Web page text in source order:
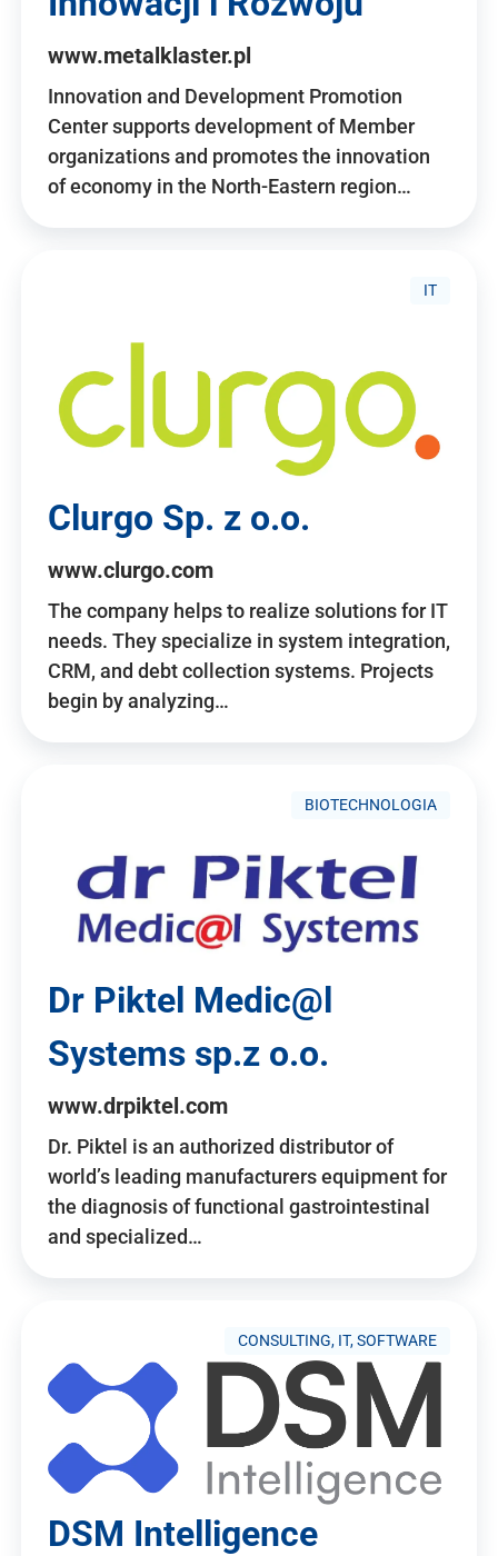
www.metalklaster.pl
Innovation and Development Promotion
Center supports development of Member
organizations and promotes the innovation
of economy in the North-Eastern region…
IT
Clurgo Sp. z o.o.
www.clurgo.com
The company helps to realize solutions for IT
needs. They specialize in system integration,
CRM, and debt collection systems. Projects
begin by analyzing…
BIOTECHNOLOGIA
Dr Piktel Medic@l
Systems sp.z o.o.
www.drpiktel.com
Dr. Piktel is an authorized distributor of
world’s leading manufacturers equipment for
the diagnosis of functional gastrointestinal
and specialized…
CONSULTING, IT, SOFTWARE
DSM Intelligence